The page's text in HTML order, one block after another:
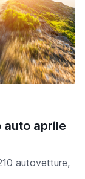
auto aprile
autovetture,